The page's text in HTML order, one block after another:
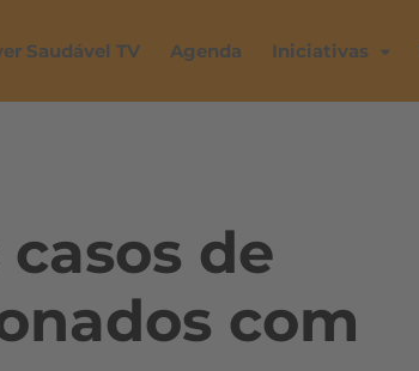
Saudável TV Agenda Iniciativas
de
com